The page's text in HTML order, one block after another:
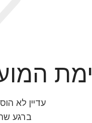
עדיין לא
ברגע